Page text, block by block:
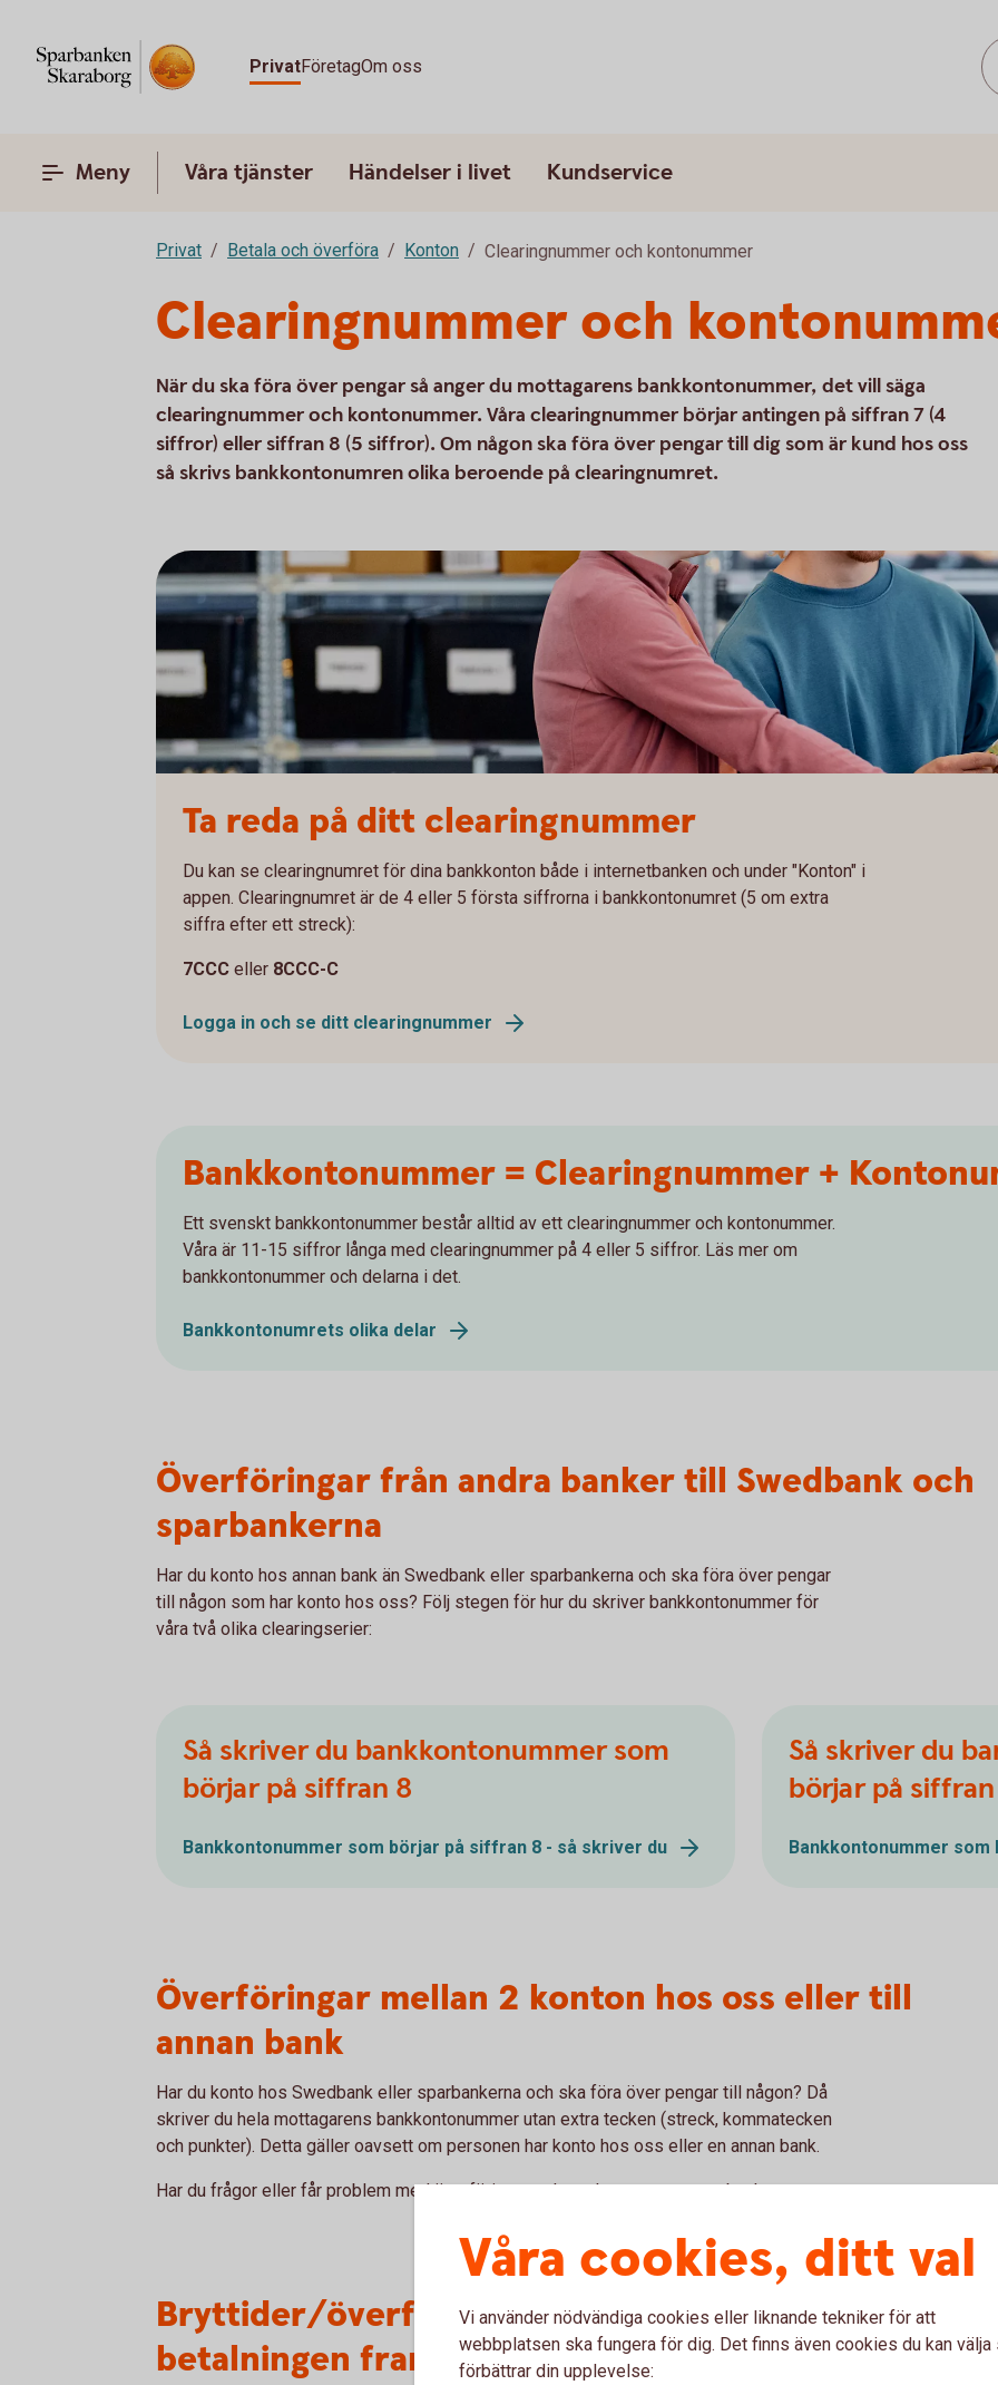
PrivatFöretagOm oss
Meny Våra tjänster Händelser i livet Kundservice
Privat Betala och överföra Konton Clearingnummer och kontonummer
Clearingnummer och
När du ska föra över pengar så anger du mottagarens bankkontonummer, det vill säga
clearingnummer och kontonummer. Våra clearingnummer börjar antingen på siffran 7 (4
siffror) eller siffran 8 (5 siffror). Om någon ska föra över pengar till dig som är kund hos oss
så skrivs bankkontonumren olika beroende på clearingnumret.
Ta reda på ditt clearingnummer
Du kan se clearingnumret för dina bankkonton både i internetbanken och under "Konton" i
appen. Clearingnumret är de 4 eller 5 första siffrorna i bankkontonumret (5 om extra
siffra efter ett streck):
7CCC eller 8CCC-C
Logga in och se ditt clearingnummer
Bankkontonummer = Clearingnummer +
Ett svenskt bankkontonummer består alltid av ett clearingnummer och kontonummer.
Våra är 11-15 siffror långa med clearingnummer på 4 eller 5 siffror. Läs mer om
bankkontonummer och delarna i det.
Bankkontonumrets olika delar
Överföringar från andra banker till Swedbank och
sparbankerna
Har du konto hos annan bank än Swedbank eller sparbankerna och ska föra över pengar
till någon som har konto hos oss? Följ stegen för hur du skriver bankkontonummer för
våra två olika clearingserier:
Så skriver du bankkontonummer som
börjar på siffran 8
Bankkontonummer som börjar på siffran 8 - så skriver du
Så skriver du
börjar på
Bankkontonummer
Överföringar mellan 2 konton hos oss eller till
annan bank
Har du konto hos Swedbank eller sparbankerna och ska föra över pengar till någon? Då
skriver du hela mottagarens bankkontonummer utan extra tecken (streck, kommatecken
och punkter). Detta gäller oavsett om personen har konto hos oss eller en annan bank.
Har du frågor eller får problem med överföringen – kontakta mottagarens bank.
Bryttider/överföringstider – när kommer
betalningen fram?
Våra cookies, ditt val
Vi använder nödvändiga cookies eller liknande tekniker för att
webbplatsen ska fungera för dig. Det finns även cookies du kan välja
förbättrar din upplevelse: